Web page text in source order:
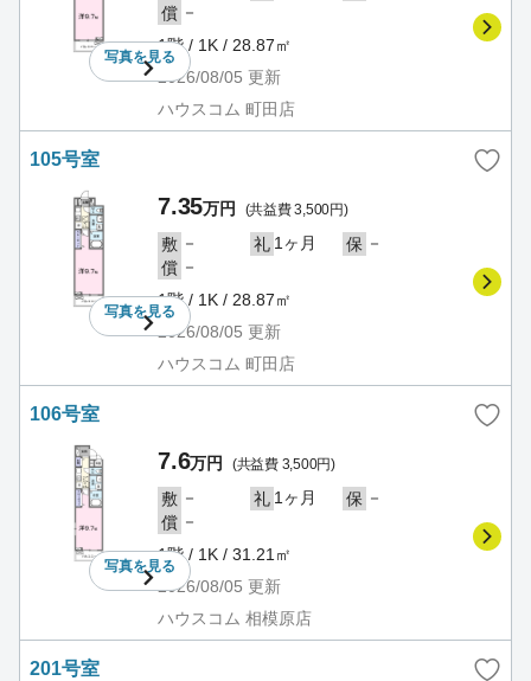
写真を見る
償 －
1階 / 1K / 28.87㎡
2026/08/05 更新
ハウスコム 町田店
105号室
写真を見る
7.35万円 (共益費 3,500円)
敷 － 礼 1ヶ月 保 －
償 －
1階 / 1K / 28.87㎡
2026/08/05 更新
ハウスコム 町田店
106号室
写真を見る
7.6万円 (共益費 3,500円)
敷 － 礼 1ヶ月 保 －
償 －
1階 / 1K / 31.21㎡
2026/08/05 更新
ハウスコム 相模原店
201号室